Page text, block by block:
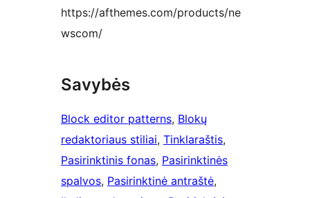
https://afthemes.com/products/ne
wscom/
Savybės
Block editor patterns, Blokų
redaktoriaus stiliai, Tinklaraštis
Pasirinktinis fonas, Pasirinktinės
spalvos, Pasirinktinė antraštė